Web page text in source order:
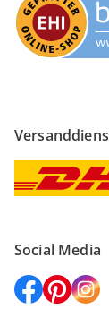
Social Media